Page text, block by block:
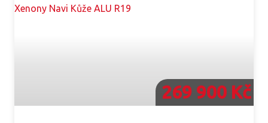
269 900 Kč